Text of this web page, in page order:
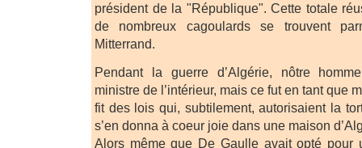
président de la "République". Cette totale
de nombreux cagoulards se trouvent
Mitterrand.
Pendant la guerre d’Algérie, nôtre
ministre de l’intérieur, mais ce fut en tant que
fit des lois qui, subtilement, autorisaient la
s’en donna à coeur joie dans une maison
Alors même que De Gaulle avait opté pour